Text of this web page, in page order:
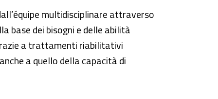
multidisciplinare attraverso
base dei bisogni e delle abilità
a trattamenti riabilitativi
a quello della capacità di